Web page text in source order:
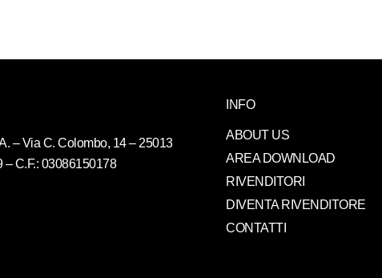
– Via C. Colombo, 14 – 25013
– C.F.: 03086150178
INFO
ABOUT US
AREA DOWNLOAD
RIVENDITORI
DIVENTA RIVENDITORE
CONTATTI